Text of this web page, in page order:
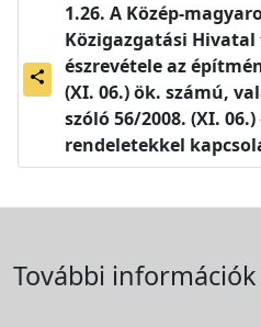
share
A Közép-
Közigazgatási Hivatal
észrevétele az
(XI. 06.) ök. számú,
szóló 56/2008. (XI.
rendeletekkel
További információk